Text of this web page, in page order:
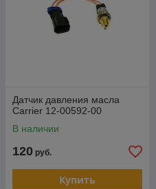
Датчик давления масла
Carrier 12-00592-00
В наличии
120 руб.
Купить